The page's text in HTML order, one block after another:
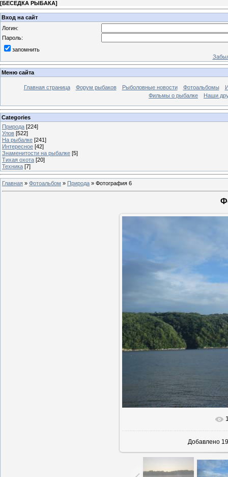
[БЕСЕДКА РЫБАКА]
Вход на сайт
Логин:
Пароль:
запомнить
Меню сайта
Главная страница Форум рыбаков Рыболовные новости Фотоальбомы
Фильмы о рыбалке
Наши
Categories
Природа [224]
Улов [522]
На рыбалке [241]
Интересное [42]
Знаменитости на рыбалке [5]
Тихая охота [20]
Техника [7]
Главная » Фотоальбом » Природа » Фотография 6
В
Добавлено